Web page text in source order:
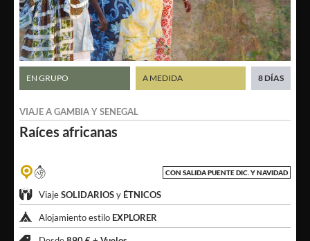
Raíces africanas
VIAJE AGAMBIAYSENEGAL
EN GRUPO A MEDIDA 8 DÍAS
CON SALIDA PUENTE DIC. Y NAVIDAD
ViajeSOLIDARIOSy ÉTNICOS
Alojamiento estilo EXPLORER